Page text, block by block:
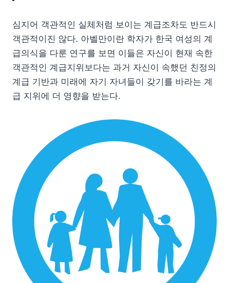
심지어 객관적인 실체처럼 보이는 계급조차도 반드시
객관적이진 않다. 아벨만이란 학자가 한국 여성의 계
급의식을 다룬 연구를 보면 이들은 자신이 현재 속한
객관적인 계급지위보다는 과거 자신이 속했던 친정의
계급 기반과 미래에 자기 자녀들이 갖기를 바라는 계
급 지위에 더 영향을 받는다.